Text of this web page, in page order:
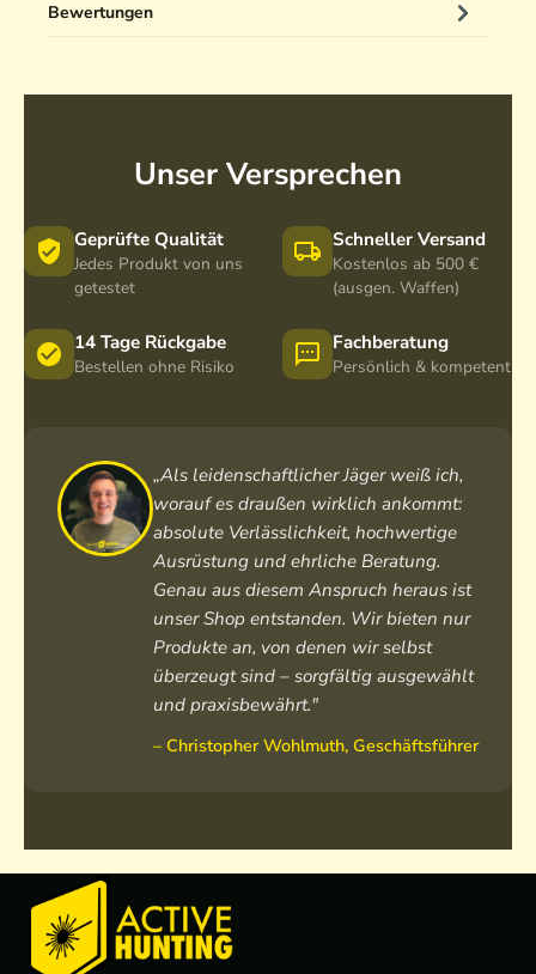
Bewertungen
Unser Versprechen
Geprüfte Qualität
Jedes Produkt von uns
getestet
Schneller Versand
Kostenlos ab 500 €
(ausgen. Waffen)
14 Tage Rückgabe
Bestellen ohne Risiko
Fachberatung
Persönlich & kompetent
„Als leidenschaftlicher Jäger weiß ich,
worauf es draußen wirklich ankommt:
absolute Verlässlichkeit, hochwertige
Ausrüstung und ehrliche Beratung.
Genau aus diesem Anspruch heraus ist
unser Shop entstanden. Wir bieten nur
Produkte an, von denen wir selbst
überzeugt sind – sorgfältig ausgewählt
und praxisbewährt."
– Christopher Wohlmuth, Geschäftsführer